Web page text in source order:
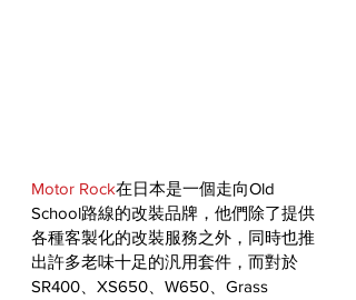
Motor Rock在日本是一個走向Old
School路線的改裝品牌，他們除了提供
各種客製化的改裝服務之外，同時也推
出許多老味十足的汎用套件，而對於
SR400、XS650、W650、Grass